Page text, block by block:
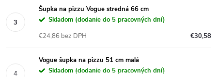
Šupka na pizzu Vogue stredná 66 cm
Skladom (dodanie do 5 pracovných dní)
€30,58
€24,86 bez DPH
Vogue šupka na pizzu 51 cm malá
Skladom (dodanie do 5 pracovných dní)